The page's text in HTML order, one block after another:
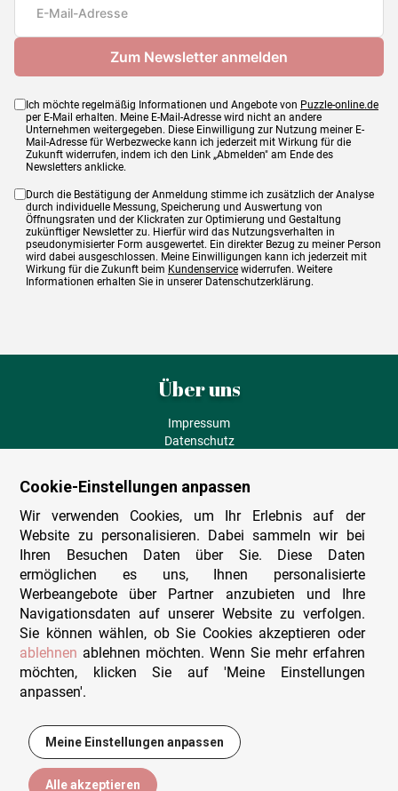
22,95 €
Ich möchte regelmäßig Informationen und Angebote von Puzzle-online.de
per E-Mail erhalten. Meine E-Mail-Adresse wird nicht an andere
Unternehmen weitergegeben. Diese Einwilligung zur Nutzung meiner E-
Mail-Adresse für Werbezwecke kann ich jederzeit mit Wirkung für die
Zukunft widerrufen, indem ich den Link „Abmelden" am Ende des
Newsletters anklicke.
Durch die Bestätigung der Anmeldung stimme ich zusätzlich der Analyse
durch individuelle Messung, Speicherung und Auswertung von
Öffnungsraten und der Klickraten zur Optimierung und Gestaltung
zukünftiger Newsletter zu. Hierfür wird das Nutzungsverhalten in
pseudonymisierter Form ausgewertet. Ein direkter Bezug zu meiner Person
wird dabei ausgeschlossen. Meine Einwilligungen kann ich jederzeit mit
Wirkung für die Zukunft beim Kundenservice widerrufen. Weitere
Informationen erhalten Sie in unserer Datenschutzerklärung.
Über uns
Impressum
Datenschutz
Versand und Lieferung
Zahlungsarten
Herstellungsland
Widerruf
Sitemap
Beratung & Support
Wir sind persönlich erreichbar
+49 (0)341 4912 210
Kontakt-Formular
Cookie-Einstellungen anpassen
Wir verwenden Cookies, um Ihr Erlebnis auf der
Website zu personalisieren. Dabei sammeln wir bei
Ihren Besuchen Daten über Sie. Diese Daten
ermöglichen es uns, Ihnen personalisierte
Werbeangebote über Partner anzubieten und Ihre
Navigationsdaten auf unserer Website zu verfolgen.
Sie können wählen, ob Sie Cookies akzeptieren oder
ablehnen ablehnen möchten. Wenn Sie mehr erfahren
möchten, klicken Sie auf 'Meine Einstellungen
anpassen'.
Meine Einstellungen anpassen
Alle akzeptieren